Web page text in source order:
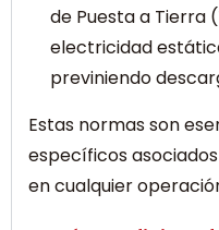
de Puesta a Tierra
electricidad
previniendo
Estas normas son
específicos
en cualquier